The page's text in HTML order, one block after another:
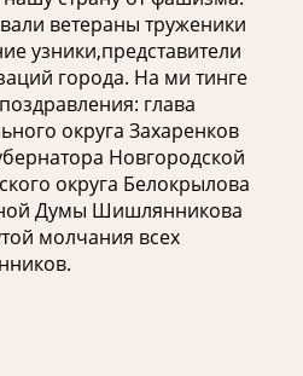
ветераны труженики
узники,представители
города. На ми тинге
глава
округа Захаренков
Новгородской
округа Белокрылова
Думы Шишлянникова
молчания всех